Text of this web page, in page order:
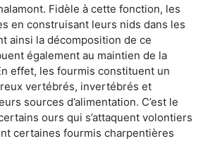
Fidèle à cette fonction, les
en construisant leurs nids dans les
ainsi la décomposition de ce
également au maintien de la
effet, les fourmis constituent un
vertébrés, invertébrés et
sources d’alimentation. C’est le
ours qui s’attaquent volontiers
certaines fourmis charpentières